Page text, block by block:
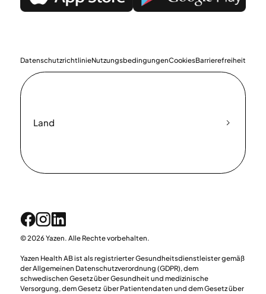
DatenschutzrichtlinieNutzungsbedingungenCookiesBarrierefreiheit
Land
© 2026 Yazen. Alle Rechte vorbehalten.
Yazen Health AB ist als registrierter Gesundheitsdienstleister gemäß
der Allgemeinen Datenschutzverordnung (GDPR), dem
schwedischen Gesetz über Gesundheit und medizinische
Versorgung, dem Gesetz über Patientendaten und dem Gesetz über